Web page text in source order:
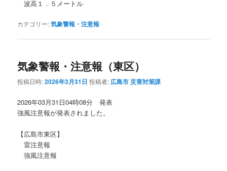
波高１．５メートル
カテゴリー:気象警報・注意報
気象警報・注意報（東区）
投稿日時:2026年3月31日 投稿者: 広島市 災害対策課
2026年03月31日04時08分 発表
強風注意報が発表されました。
【広島市東区】
雷注意報
強風注意報